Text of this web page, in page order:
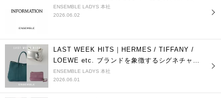
ENSEMBLE LADYS 本社
2026.06.02
LAST WEEK HITS｜HERMES / TIFFANY /
LOEWE etc. ブランドを象徴するシグネチャー
アイテム
ENSEMBLE LADYS 本社
2026.06.01